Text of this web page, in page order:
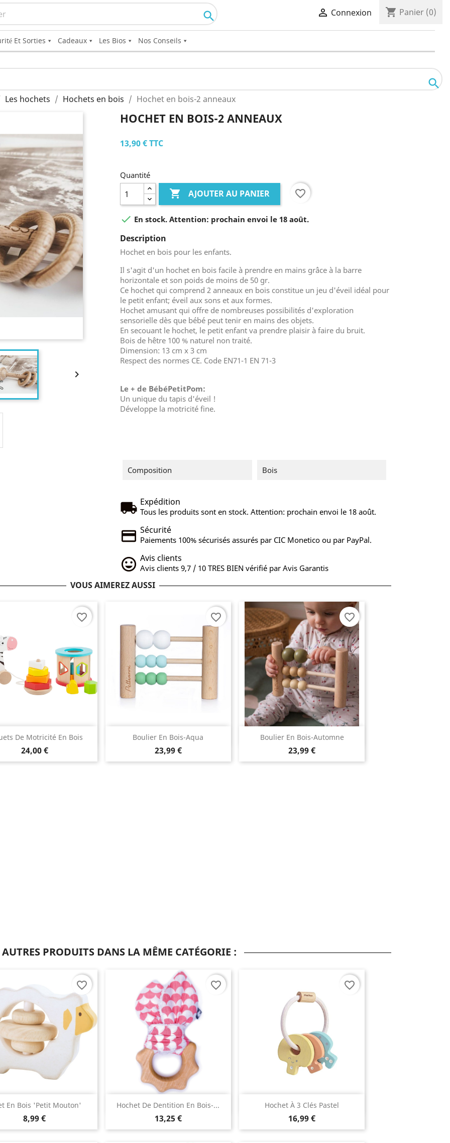
  Connexion shopping_cart Panier (0)
Et Sorties Cadeaux Les Bios Nos Conseils

Les hochets Hochets en bois Hochet en bois-2 anneaux

HOCHET EN BOIS-2 ANNEAUX
13,90 €TTC
Quantité
 AJOUTER AU PANIER favorite_border
 En stock. Attention: prochain envoi le 18 août.
Description
Hochet en bois pour les enfants.
Il s'agit d'un hochet en bois facile à prendre en mains grâce à la barre
horizontale et son poids de moins de 50 gr.
Ce hochet qui comprend 2 anneaux en bois constitue un jeu d'éveil idéal pour
le petit enfant; éveil aux sons et aux formes.
Hochet amusant qui offre de nombreuses possibilités d'exploration
sensorielle dès que bébé peut tenir en mains des objets.
En secouant le hochet, le petit enfant va prendre plaisir à faire du bruit.
Bois de hêtre 100 % naturel non traité.
Dimension: 13 cm x 3 cm
Respect des normes CE. Code EN71-1 EN 71-3
Le + de BébéPetitPom:
Un unique du tapis d'éveil !
Développe la motricité fine.
Composition Bois
Expédition
Tous les produits sont en stock. Attention: prochain envoi le 18 août.
Sécurité
Paiements 100% sécurisés assurés par CIC Monetico ou par PayPal.
Avis clients
Avis clients 9,7 / 10 TRES BIEN vérifié par Avis Garantis
VOUS AIMEREZ AUSSI
De Motricité En Bois
24,00 €
 Aperçu rapide
favorite_border
Boulier En Bois-Aqua
23,99 €
Aperçu rapide
favorite_border
Boulier En Bois-Automne
23,99 €
Aperçu rapide
favorite_border
PRODUITS DANS LA MÊME CATÉGORIE :
En Bois 'petit Mouton'
8,99 €
Aperçu rapide
favorite_border
Hochet De Dentition En Bois-...
13,25 €
Aperçu rapide
favorite_border
Hochet À 3 Clés Pastel
16,99 €
Aperçu rapide
favorite_border